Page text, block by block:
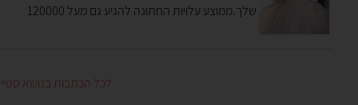
ותרגישי הכי טוב עם עצמך.הסטיילינג הטיפולי מתעסק
שלך.ממוצע עלויות החתונה להגיע גם מעל 120000
בד השמלה לאופי הכלה - טיפים מהסטלייסטית מעיין
לכל הכתבות בנושא